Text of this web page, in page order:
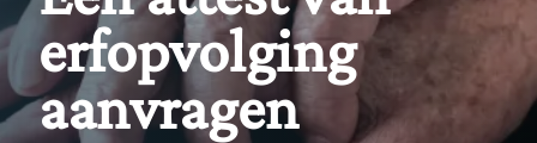
Ondernemen
Over de notaris
erfopvolging
aanvragen